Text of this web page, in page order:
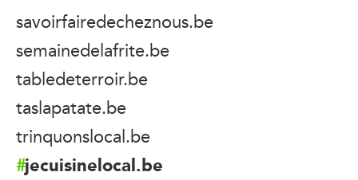
savoirfairedecheznous.be
semainedelafrite.be
tabledeterroir.be
taslapatate.be
trinquonslocal.be
jecuisinelocal.be